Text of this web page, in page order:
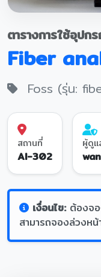
ตารางการใช้อุปก
Fiber
Foss (รุ่น:
สถานที่
AI-302
ผู้ดูแ
เงื่อนไข:ต้องจอ
สามารถจองล่วงห